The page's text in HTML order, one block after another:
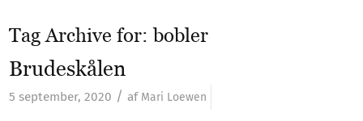
Tag Archive for:bobler
Brudeskålen
5 september, 2020 / af Mari Loewen